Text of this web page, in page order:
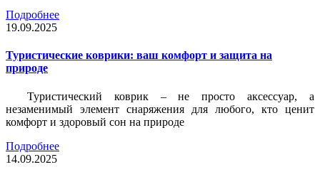
Подробнее
19.09.2025
Туристические коврики: ваш комфорт и защита на
природе
Туристический коврик – не просто аксессуар, а
незаменимый элемент снаряжения для любого, кто ценит
комфорт и здоровый сон на природе
Подробнее
14.09.2025